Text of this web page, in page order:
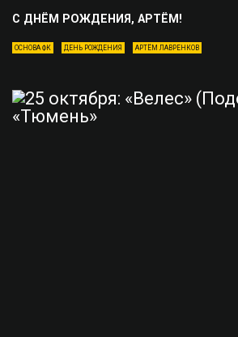
С ДНЁМ РОЖДЕНИЯ, АРТЁМ!
ОСНОВА ФК ДЕНЬ РОЖДЕНИЯ АРТЁМ ЛАВРЕНКОВ